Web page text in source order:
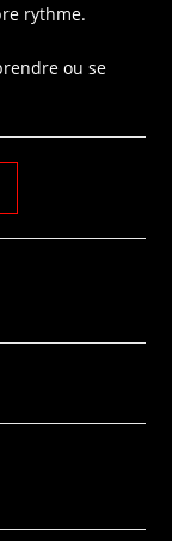
rythme.
ou se